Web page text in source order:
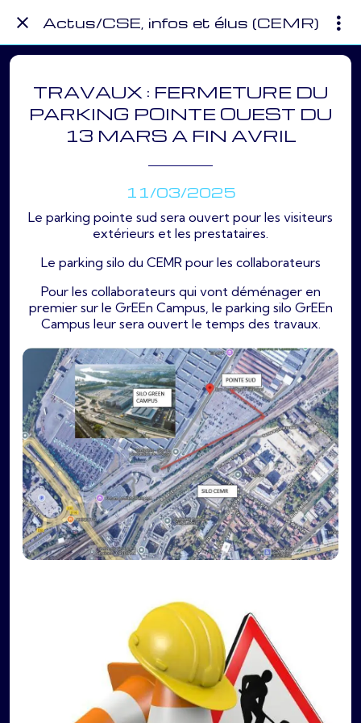
Actus/CSE, infos et élus (CEMR)
TRAVAUX : FERMETURE DU
PARKING POINTE OUEST DU
13 MARS A FIN AVRIL
11/03/2025
Le parking pointe sud sera ouvert pour les visiteurs
extérieurs et les prestataires.
Le parking silo du CEMR pour les collaborateurs
Pour les collaborateurs qui vont déménager en
premier sur le GrEEn Campus, le parking silo GrEEn
Campus leur sera ouvert le temps des travaux.